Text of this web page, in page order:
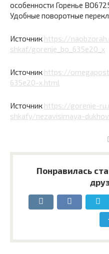
особенности Горенье
Удобные поворотные
Источник https://
shkaf/gorenje_bo_635e20_x
Источник https://
635e20-x.html
Источник https://gorenje-
shkafy/nezavisimaya-
Понравилась